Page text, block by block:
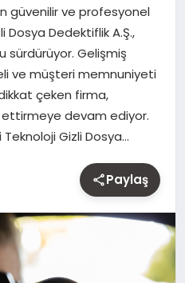
güvenilir ve profesyonel
Dosya Dedektiflik A.Ş.,
sürdürüyor. Gelişmiş
ve müşteri memnuniyeti
çeken firma,
ettirmeye devam ediyor.
Gizli Dosya…
Paylaş